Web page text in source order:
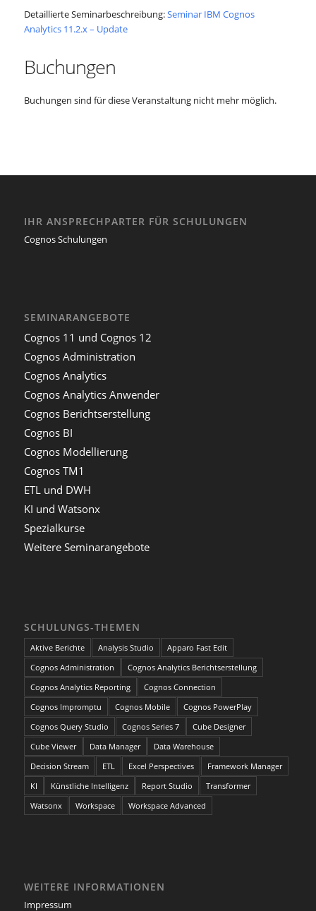
Detaillierte Seminarbeschreibung:Seminar IBM Cognos
Analytics 11.2.x – Update
Buchungen
Buchungen sind für diese Veranstaltung nicht mehr möglich.
IHR ANSPRECHPARTER FÜR SCHULUNGEN
Cognos Schulungen
SEMINARANGEBOTE
Cognos 11 und Cognos 12
Cognos Administration
Cognos Analytics
Cognos Analytics Anwender
Cognos Berichtserstellung
Cognos BI
Cognos Modellierung
Cognos TM1
ETL und DWH
KI und Watsonx
Spezialkurse
Weitere Seminarangebote
SCHULUNGS-THEMEN
Aktive Berichte Analysis Studio
Apparo Fast Edit
Cognos Administration
Cognos Analytics Berichtserstellung
Cognos Analytics Reporting
Cognos Connection
Cognos Impromptu
Cognos Mobile
Cognos PowerPlay
Cognos Query Studio
Cognos Series 7
Cube Designer
Cube Viewer
Data Manager
Data Warehouse
Decision Stream
ETL Excel Perspectives
Framework Manager
KI
Künstliche Intelligenz Report Studio
Transformer
Watsonx
Workspace Workspace Advanced
WEITERE INFORMATIONEN
Impressum